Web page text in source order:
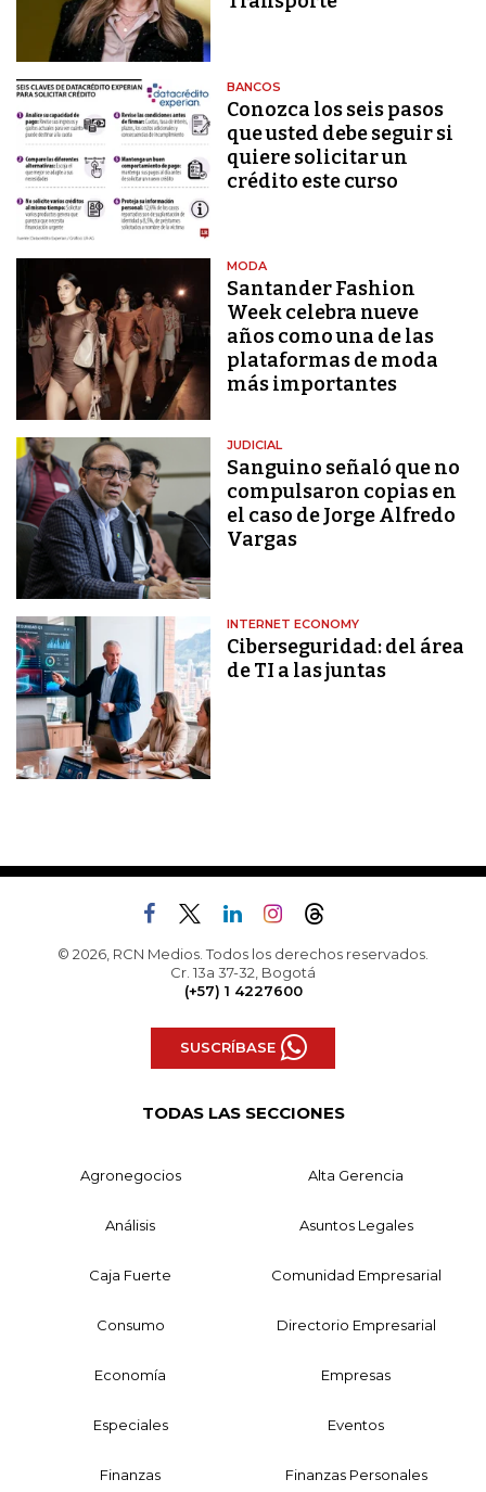
BANCOS
Conozca los seis pasos
que usted debe seguir si
quiere solicitar un
crédito este curso
MODA
Santander Fashion
Week celebra nueve
años como una de las
plataformas de moda
más importantes
JUDICIAL
Sanguino señaló que no
compulsaron copias en
el caso de Jorge Alfredo
Vargas
INTERNET ECONOMY
Ciberseguridad: del área
de TI a las juntas
© 2026, RCN Medios. Todos los derechos reservados.
Cr. 13a 37-32, Bogotá
(+57) 1 4227600
SUSCRÍBASE
TODAS LAS SECCIONES
Agronegocios Alta Gerencia
Análisis Asuntos Legales
Caja Fuerte Comunidad Empresarial
Consumo Directorio Empresarial
Economía Empresas
Especiales Eventos
Finanzas Finanzas Personales